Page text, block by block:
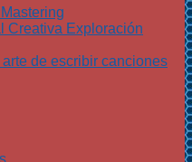
Creativa Exploración
de escribir canciones